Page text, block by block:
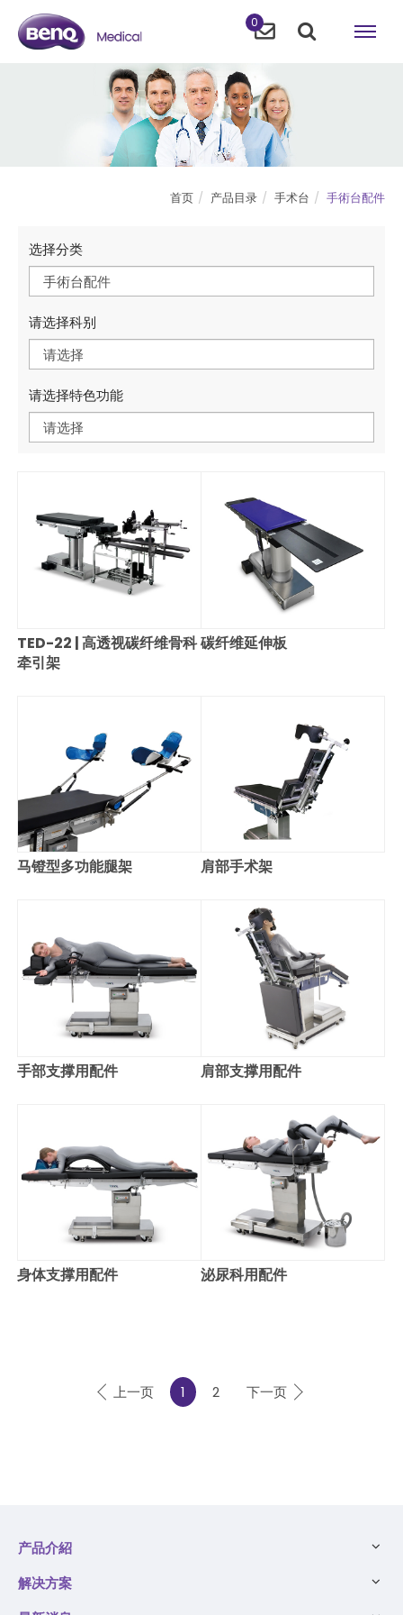
0
首页 产品目录 手术台 手術台配件
选择分类
手術台配件
请选择科别
请选择
请选择特色功能
请选择
TED-22 | 高透视碳纤维骨科
牵引架
碳纤维延伸板
马镫型多功能腿架 肩部手术架
手部支撑用配件 肩部支撑用配件
身体支撑用配件 泌尿科用配件
上一页 1 2 下一页
产品介紹
解决方案